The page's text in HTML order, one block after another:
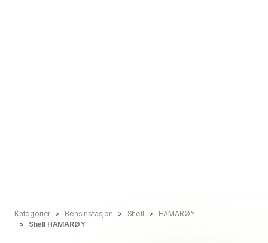
Kategorier Bensinstasjon Shell
HAMARØY
Shell HAMARØY